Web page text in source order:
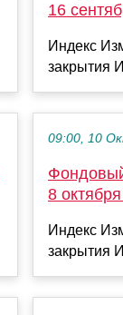
16
Индекс
закрытия
09:00, 10
8
Индекс
закрытия